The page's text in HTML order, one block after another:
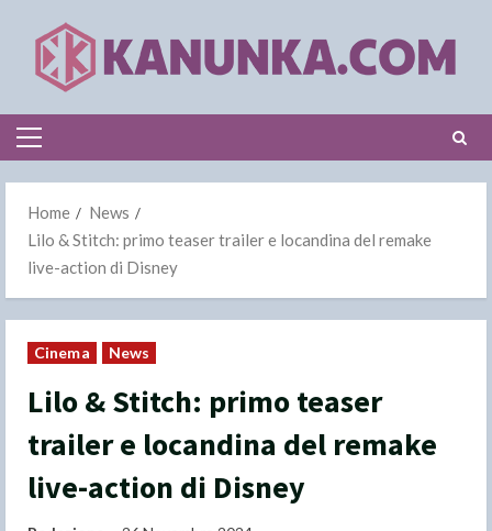
content
Primary
Home
News
Lilo & Stitch: primo teaser trailer e locandina del remake
live-action di Disney
Cinema News
Lilo & Stitch: primo teaser
trailer e locandina del remake
live-action di Disney